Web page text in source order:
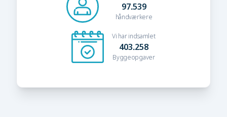
97.539
håndværkere
Vi har indsamlet
403.258
Byggeopgaver